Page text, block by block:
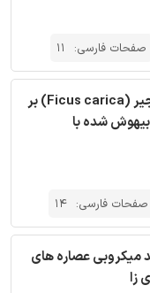
صفحات فارسی: 11
ترجمه مقاله تاثیر عصاره برگ انجیر (Ficus carica) بر
شده با
صفحات فارسی: 14
عصاره های
زا